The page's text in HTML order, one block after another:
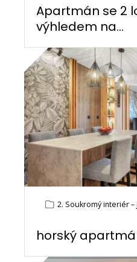
Apartmán se 2
výhledem na...
2. Soukromý interiér
horský